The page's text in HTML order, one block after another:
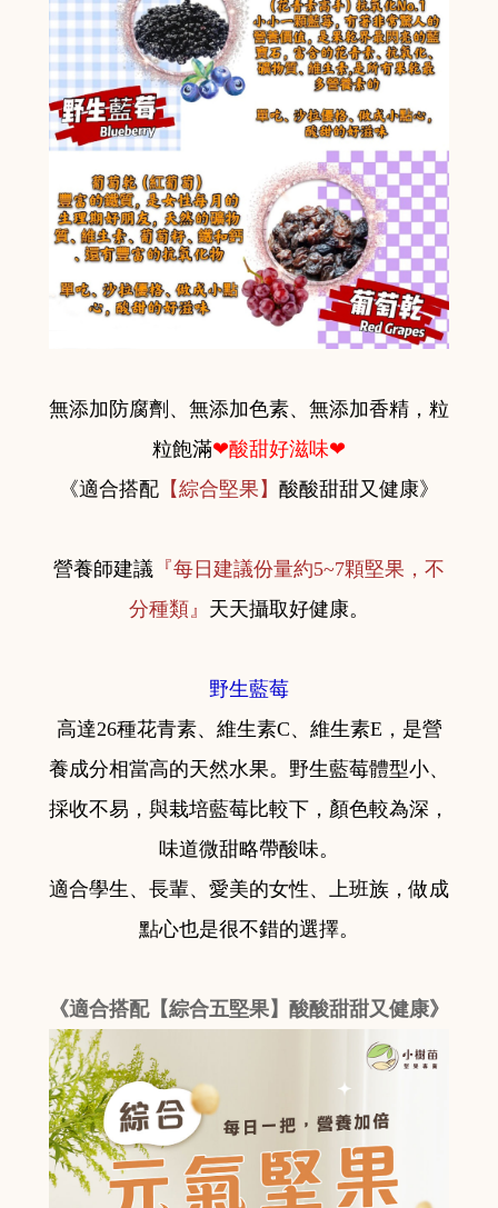
無添加防腐劑、無添加色素、無添加香精，粒
粒飽滿❤酸甜好滋味❤
《適合搭配 【綜合堅果】 酸酸甜甜又健康》
營養師建議 『每日建議份量約5~7顆堅果，不
分種類』 天天攝取好健康。
野生藍莓
高達26種花青素、維生素C、維生素E，是營
養成分相當高的天然水果。野生藍莓體型小、
採收不易，與栽培藍莓比較下，顏色較為深，
味道微甜略帶酸味。
適合學生、長輩、愛美的女性、上班族，做成
點心也是很不錯的選擇。
《適合搭配【綜合五堅果】酸酸甜甜又健康》